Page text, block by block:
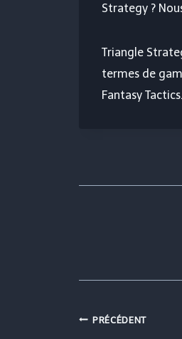
Strategy ?
Triangle
termes de
Fantasy Tactics.
PRÉCÉDENT